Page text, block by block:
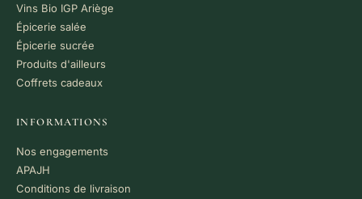
Vins Bio IGP Ariège
Épicerie salée
Épicerie sucrée
Produits d'ailleurs
Coffrets cadeaux
INFORMATIONS
Nos engagements
APAJH
Conditions de livraison